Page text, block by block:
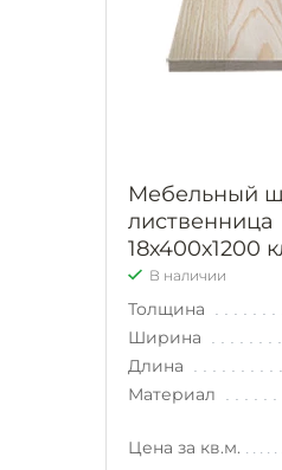
Мебельный
лиственница
18х400х1200
В наличии
Толщина
Ширина
Длина
Материал
Цена за кв.м.